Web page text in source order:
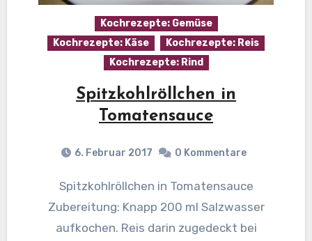
Kochrezepte: Gemüse
Kochrezepte: Käse
Kochrezepte: Reis
Kochrezepte: Rind
Spitzkohlröllchen in
Tomatensauce
6. Februar 2017 0 Kommentare
Spitzkohlröllchen in Tomatensauce
Zubereitung: Knapp 200 ml Salzwasser
aufkochen. Reis darin zugedeckt bei